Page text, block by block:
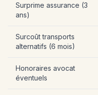
Surprime assurance (3
ans)
Surcoût transports
alternatifs (6 mois)
Honoraires avocat
éventuels